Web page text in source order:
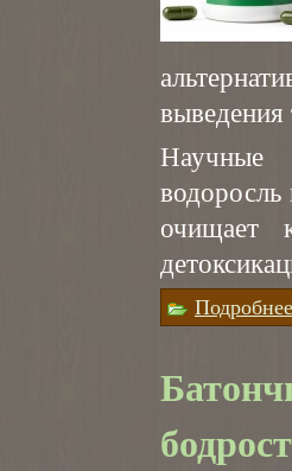
Научные
очищает
Подробнее